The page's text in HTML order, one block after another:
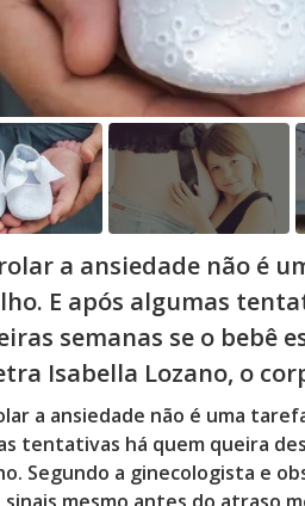
a ansiedade não é
E após algumas
semanas se o bebê
Isabella Lozano, o
a ansiedade não é uma
tentativas há quem queira
Segundo a ginecologista e